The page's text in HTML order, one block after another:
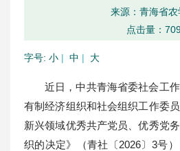
来源：青海省农
点击量：
字号: 小 | 中 | 大
近日，中共青海省委社会工
有制经济组织和社会组织工作委
新兴领域优秀共产党员、优秀党
织的决定》（青社〔2026〕3号